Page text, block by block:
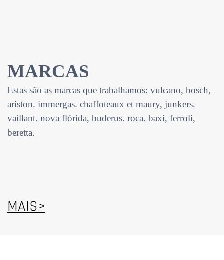
MARCAS
Estas são as marcas que trabalhamos: vulcano, bosch,
ariston. immergas. chaffoteaux et maury, junkers.
vaillant. nova flórida, buderus. roca. baxi, ferroli,
beretta.
MAIS>